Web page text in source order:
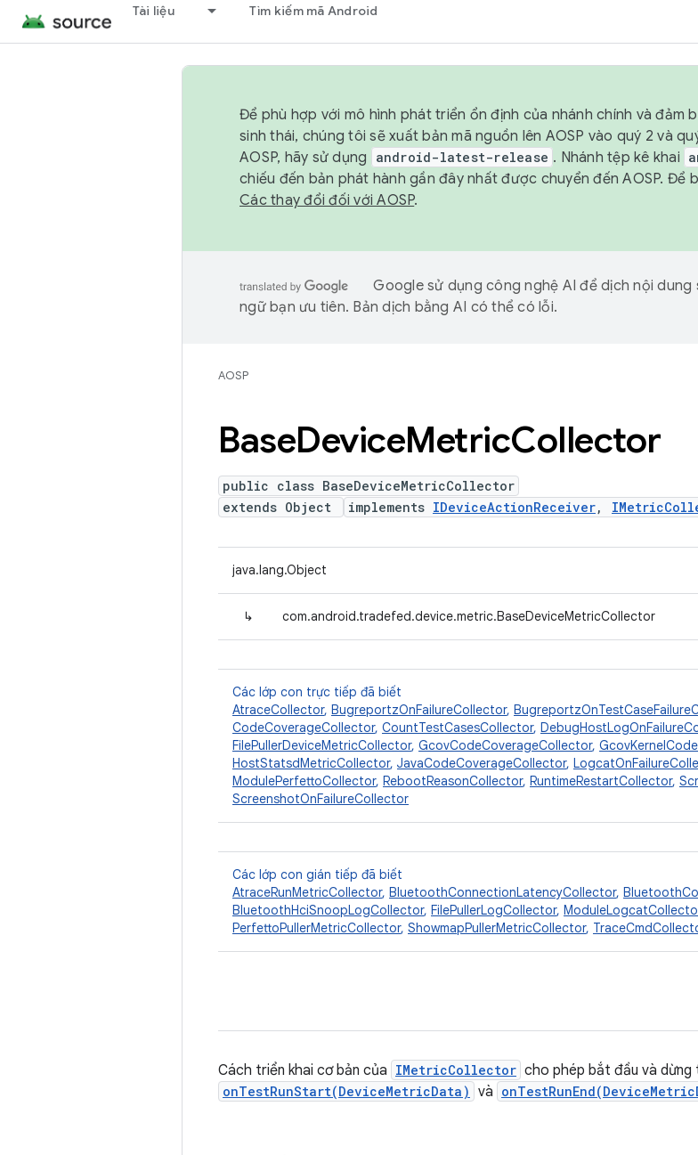
Tài liệu Tìm kiếm mã Android
Để phù hợp với mô hình phát triển ổn định của nhánh chính và đảm
sinh thái, chúng tôi sẽ xuất bản mã nguồn lên AOSP vào quý 2 và
AOSP, hãy sử dụng
android-latest-release . Nhánh tệp kê khai
chiếu đến bản phát hành gần đây nhất được chuyển đến AOSP. Để
Các thay đổi đối với AOSP.
Google sử dụng công nghệ AI để dịch nội dung
ngữ bạn ưu tiên. Bản dịch bằng AI có thể có lỗi.
AOSP
BaseDeviceMetricCollector
public class BaseDeviceMetricCollector
extends Object
implements IDeviceActionReceiver,
java.lang.Object
↳ com.android.tradefed.device.metric.BaseDeviceMetricCollector
Các lớp con trực tiếp đã biết
AtraceCollector, BugreportzOnFailureCollector,
CodeCoverageCollector, CountTestCasesCollector,
FilePullerDeviceMetricCollector, GcovCodeCoverageCollector,
HostStatsdMetricCollector, JavaCodeCoverageCollector,
ModulePerfettoCollector, RebootReasonCollector, RuntimeRestartCollector,
ScreenshotOnFailureCollector
Các lớp con gián tiếp đã biết
AtraceRunMetricCollector, BluetoothConnectionLatencyCollector,
BluetoothHciSnoopLogCollector, FilePullerLogCollector,
PerfettoPullerMetricCollector, ShowmapPullerMetricCollector,
Cách triển khai cơ bản của IMetricCollector cho phép bắt đầu và
onTestRunStart(DeviceMetricData) và